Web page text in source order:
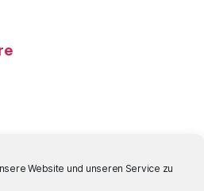
Website und unseren Service zu